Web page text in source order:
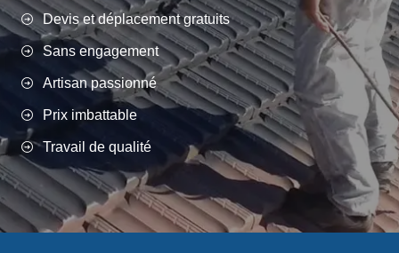
Devis et déplacement gratuits
Sans engagement
Artisan passionné
Prix imbattable
Travail de qualité